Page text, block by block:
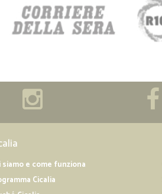
siamo e come funziona
Cicalia